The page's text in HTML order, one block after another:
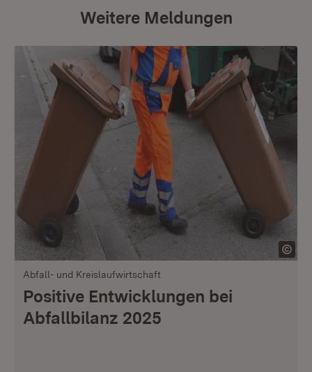
Weitere Meldungen
Abfall- und Kreislaufwirtschaft
Positive Entwicklungen bei
Abfallbilanz 2025